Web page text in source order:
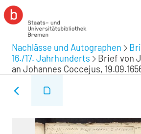
Nachlässe und Autographen
16./17. Jahrhunderts
Brief von
an Johannes Coccejus,